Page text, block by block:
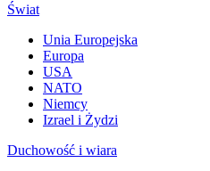
Świat
Unia Europejska
Europa
USA
NATO
Niemcy
Izrael i Żydzi
Duchowość i wiara